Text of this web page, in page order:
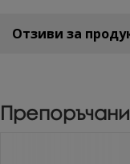
Отзиви за